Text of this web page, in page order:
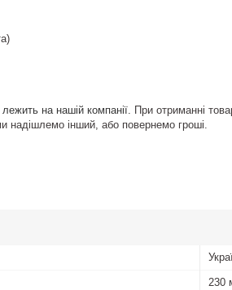
лежить на нашій компанії. При отриманні
інший, або повернемо гроші.
230